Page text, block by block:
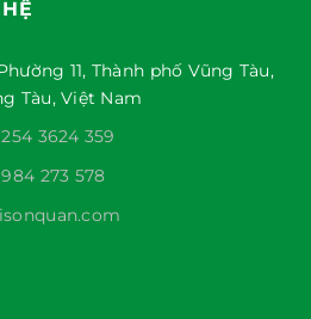
11, Thành phố Vũng Tàu,
Tàu, Việt Nam
3624 359
273 578